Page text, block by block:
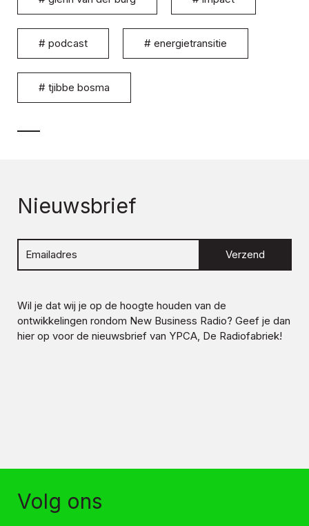
# podcast # energietransitie
# tjibbe bosma
Nieuwsbrief
Verzend
Wil je dat wij je op de hoogte houden van de
ontwikkelingen rondom New Business Radio? Geef je dan
hier op voor de nieuwsbrief van YPCA, De Radiofabriek!
Volg ons